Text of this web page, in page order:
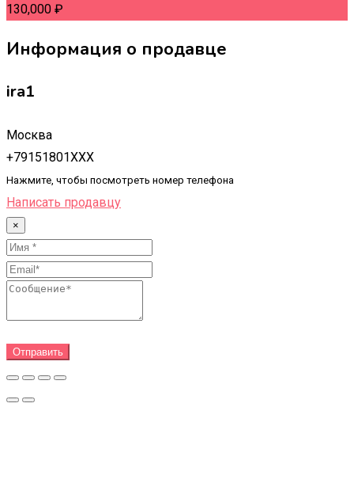
130,000 ₽
Информация о продавце
ira1
Москва
+79151801XXX
Нажмите, чтобы посмотреть номер телефона
Написать продавцу
×
Отправить